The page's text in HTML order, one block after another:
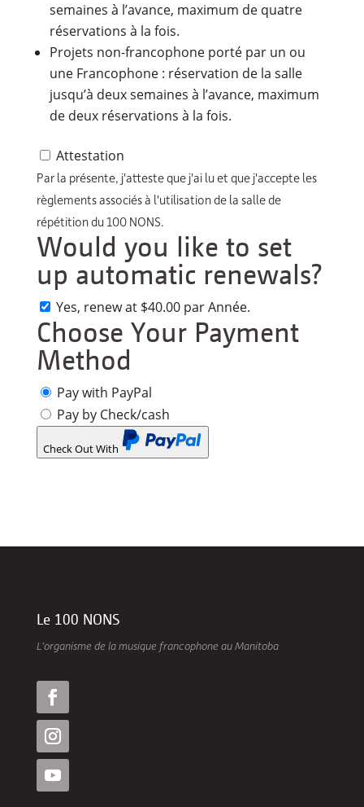
semaines à l’avance, maximum de quatre
réservations à la fois.
Projets non-francophone porté par un ou
une Francophone : réservation de la salle
jusqu’à deux semaines à l’avance, maximum
de deux réservations à la fois.
Attestation
Par la présente, j'atteste que j'ai lu et que j'accepte les
règlements associés à l'utilisation de la salle de
répétition du 100 NONS.
Would you like to set
up automatic renewals?
Yes, renew at $40.00 par Année.
Choose Your Payment
Method
Pay with PayPal
Pay by Check/cash
Check Out With
PayPal
Le 100 NONS
L’organisme de la musique francophone au Manitoba